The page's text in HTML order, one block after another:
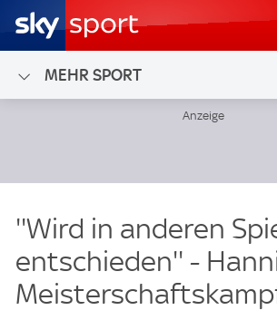
MEHR SPORT
''Wird in anderen
entschieden'' -